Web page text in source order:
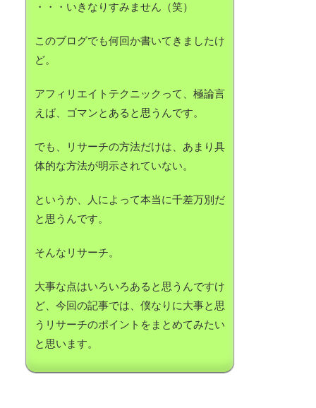
・・・いきなりすみません（笑）
このブログでも何回か書いてきましたけ
ど。
アフィリエイトテクニックって、極論言
えば、ゴマンとあると思うんです。
でも、リサーチの方法だけは、あまり具
体的な方法が明示されていない。
というか、人によって本当に千差万別だ
と思うんです。
そんなリサーチ。
大事な点はいろいろあると思うんですけ
ど、今回の記事では、僕なりに大事と思
うリサーチのポイントをまとめてみたい
と思います。